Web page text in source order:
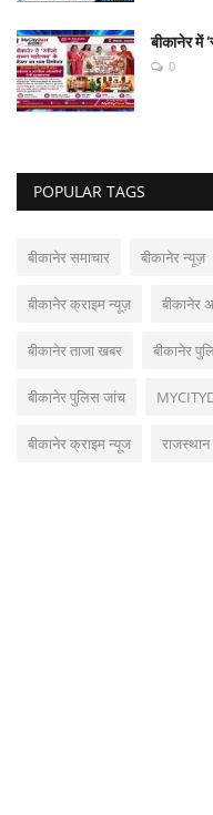
बीकानेर में
0
POPULAR TAGS
बीकानेर समाचार बीकानेर न्यूज़
बीकानेर क्राइम न्यूज़ बीकानेर
बीकानेर ताजा खबर बीकानेर
बीकानेर पुलिस जांच
बीकानेर क्राइम न्यूज